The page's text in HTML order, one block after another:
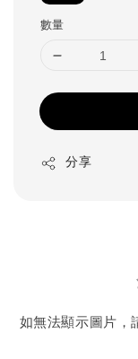
數量
分享
如無法顯示圖片，